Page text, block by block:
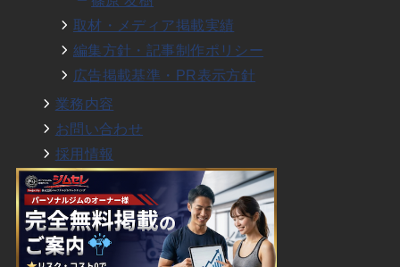
取材・メディア掲載実績
編集方針・記事制作ポリシー
広告掲載基準・PR表示方針
業務内容
お問い合わせ
採用情報